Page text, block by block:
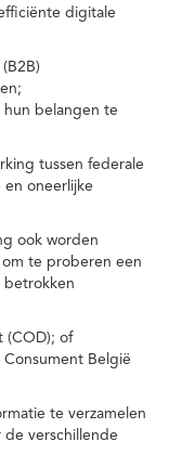
digitale
hun belangen te
tussen federale
en oneerlijke
ook worden
te proberen een
betrokken
(COD); of
België
te verzamelen
verschillende